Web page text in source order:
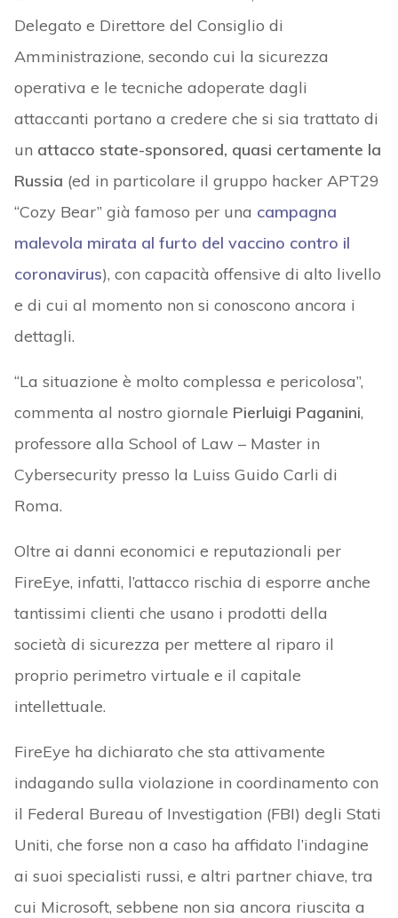
Delegato e Direttore del Consiglio di
Amministrazione, secondo cui la sicurezza
operativa e le tecniche adoperate dagli
attaccanti portano a credere che si sia trattato di
un attacco state-sponsored, quasi certamente la
Russia (ed in particolare il gruppo hacker APT29
“Cozy Bear” già famoso per una campagna
malevola mirata al furto del vaccino contro il
coronavirus), con capacità offensive di alto livello
e di cui al momento non si conoscono ancora i
dettagli.
“La situazione è molto complessa e pericolosa”,
commenta al nostro giornale Pierluigi Paganini,
professore alla School of Law – Master in
Cybersecurity presso la Luiss Guido Carli di
Roma.
Oltre ai danni economici e reputazionali per
FireEye, infatti, l’attacco rischia di esporre anche
tantissimi clienti che usano i prodotti della
società di sicurezza per mettere al riparo il
proprio perimetro virtuale e il capitale
intellettuale.
FireEye ha dichiarato che sta attivamente
indagando sulla violazione in coordinamento con
il Federal Bureau of Investigation (FBI) degli Stati
Uniti, che forse non a caso ha affidato l’indagine
ai suoi specialisti russi, e altri partner chiave, tra
cui Microsoft, sebbene non sia ancora riuscita a